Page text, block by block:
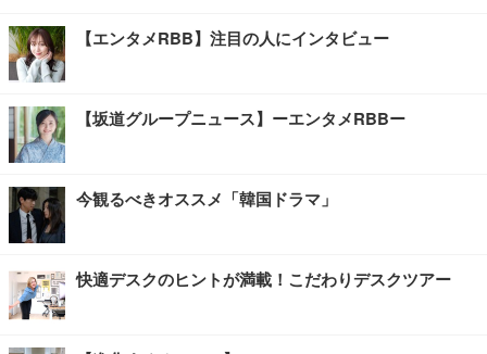
【エンタメRBB】注目の人にインタビュー
【坂道グループニュース】ーエンタメRBBー
今観るべきオススメ「韓国ドラマ」
快適デスクのヒントが満載！こだわりデスクツアー